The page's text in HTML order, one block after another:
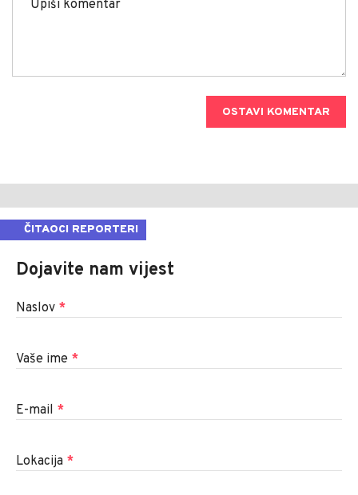
OSTAVI KOMENTAR
ČITAOCI REPORTERI
Dojavite nam vijest
Naslov *
Vaše ime *
E-mail *
Lokacija *